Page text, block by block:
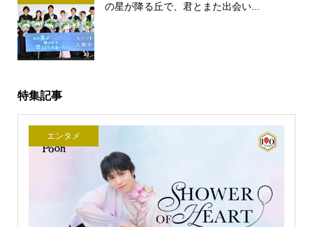
の星が降る丘で、君とまた出会い...
特集記事
エンタメ